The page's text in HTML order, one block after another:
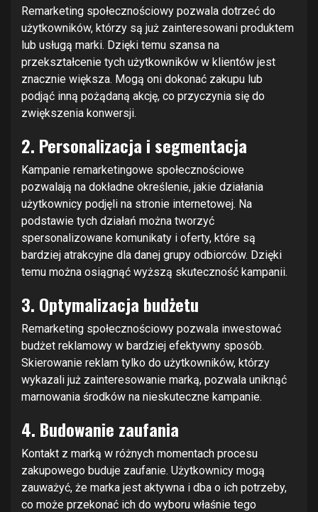
Remarketing społecznościowy pozwala dotrzeć do
użytkowników, którzy są już zainteresowani produktem
lub usługą marki. Dzięki temu szansa na
przekształcenie tych użytkowników w klientów jest
znacznie większa. Mogą oni dokonać zakupu lub
podjąć inną pożądaną akcję, co przyczynia się do
zwiększenia konwersji.
2. Personalizacja i segmentacja
Kampanie remarketingowe społecznościowe
pozwalają na dokładne określenie, jakie działania
użytkownicy podjęli na stronie internetowej. Na
podstawie tych działań można tworzyć
spersonalizowane komunikaty i oferty, które są
bardziej atrakcyjne dla danej grupy odbiorców. Dzięki
temu można osiągnąć wyższą skuteczność kampanii.
3. Optymalizacja budżetu
Remarketing społecznościowy pozwala inwestować
budżet reklamowy w bardziej efektywny sposób.
Skierowanie reklam tylko do użytkowników, którzy
wykazali już zainteresowanie marką, pozwala uniknąć
marnowania środków na nieskuteczne kampanie.
4. Budowanie zaufania
Kontakt z marką w różnych momentach procesu
zakupowego buduje zaufanie. Użytkownicy mogą
zauważyć, że marka jest aktywna i dba o ich potrzeby,
co może przekonać ich do wyboru właśnie tego